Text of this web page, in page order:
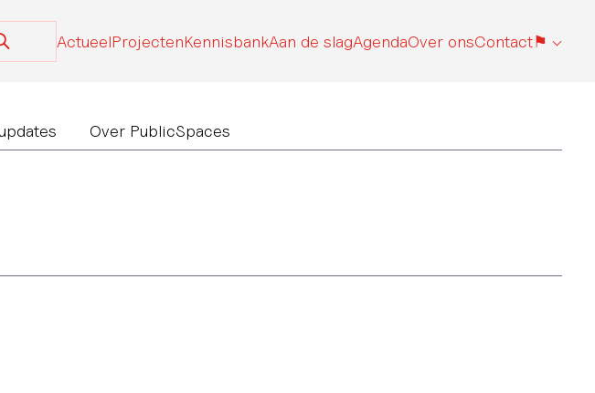
ActueelProjectenKennisbankAan de slagAgendaOver onsContact⚑
Over PublicSpaces